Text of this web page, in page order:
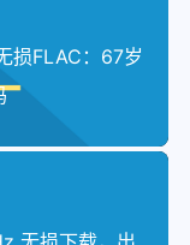
损FLAC：67岁